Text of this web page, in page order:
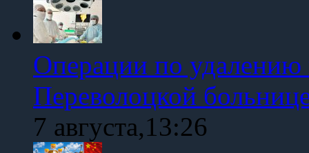
Операции по удалению
Переволоцкой
7 августа,13:26